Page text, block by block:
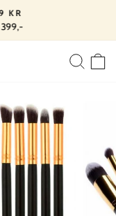
KR
399,-